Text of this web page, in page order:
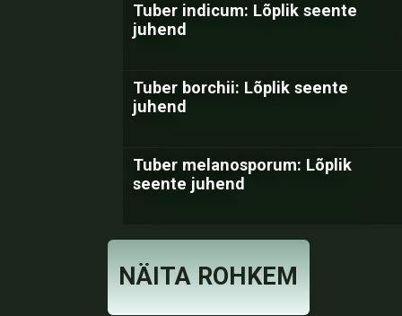
Tuber indicum: Lõplik seente
juhend
Tuber borchii: Lõplik seente
juhend
Tuber melanosporum: Lõplik
seente juhend
NÄITA ROHKEM